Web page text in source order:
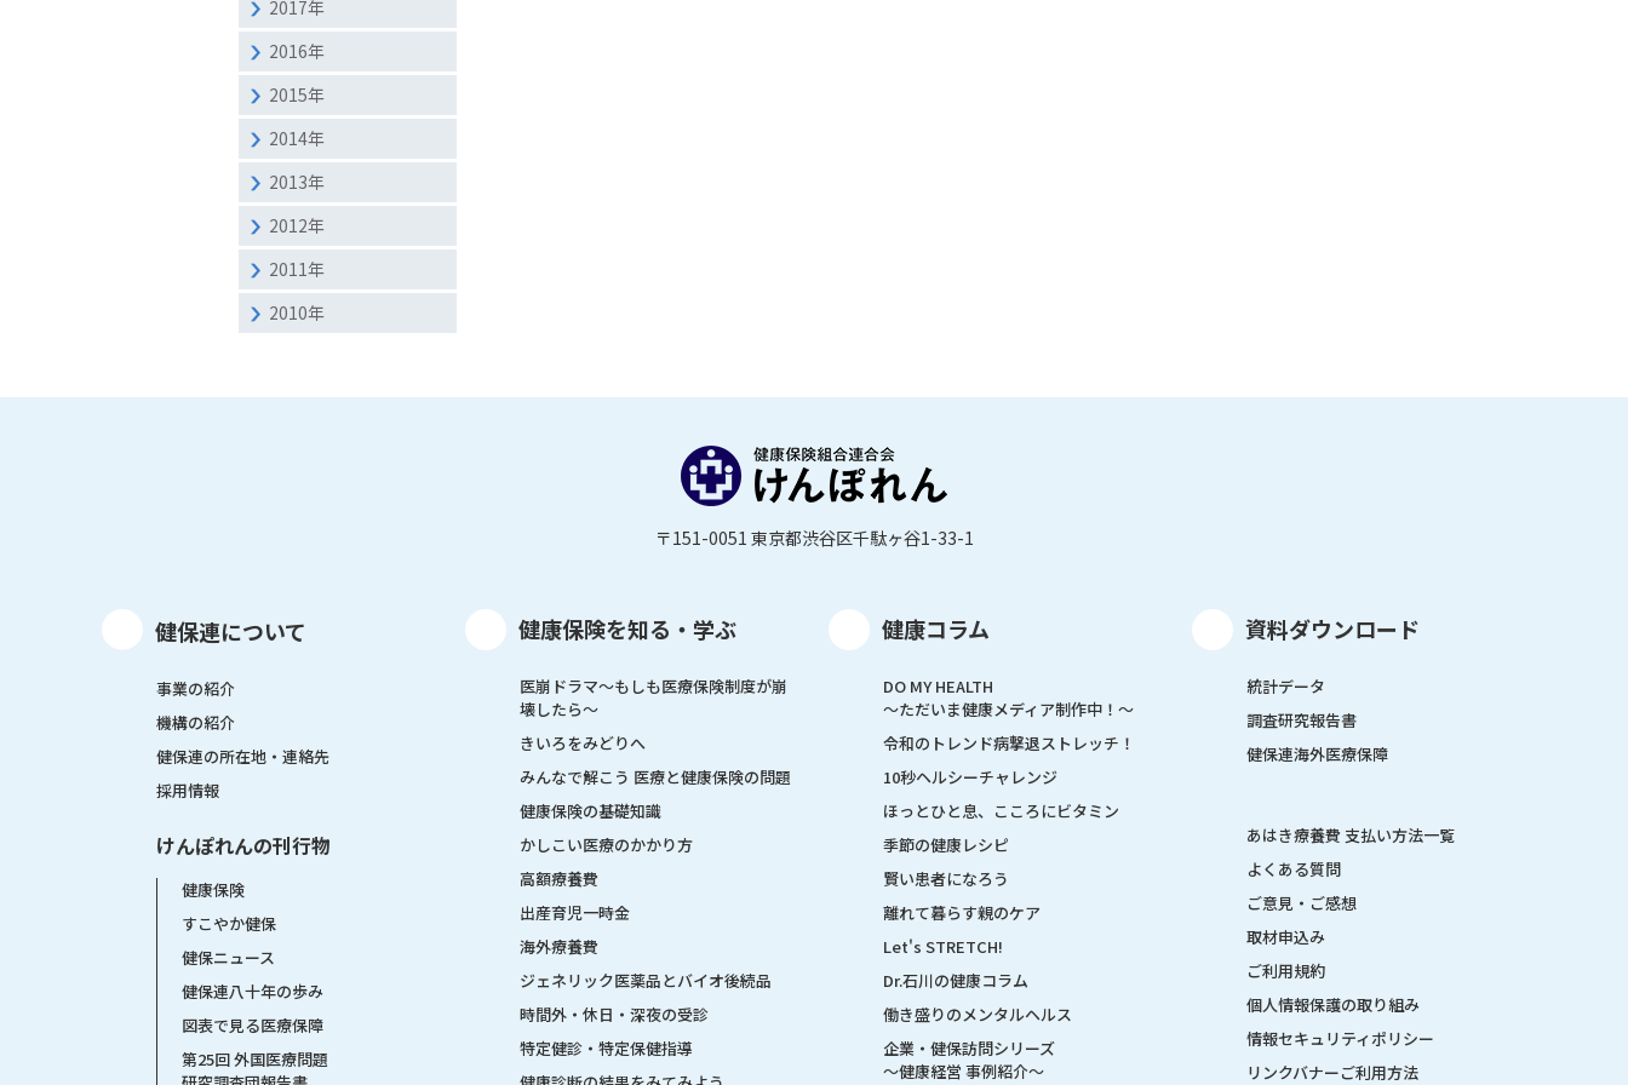
2017年
2016年
2015年
2014年
2013年
2012年
2011年
2010年
〒151-0051 東京都渋谷区千駄ヶ谷1-33-1
健保連について
事業の紹介
機構の紹介
健保連の所在地・連絡先
採用情報
けんぽれんの刊行物
健康保険
すこやか健保
健保ニュース
健保連八十年の歩み
図表で見る医療保障
第25回 外国医療問題
健康保険を知る・学ぶ
医崩ドラマ〜もしも医療保険制度が崩
壊したら〜
きいろをみどりへ
みんなで解こう 医療と健康保険の問題
健康保険の基礎知識
かしこい医療のかかり方
高額療養費
出産育児一時金
海外療養費
ジェネリック医薬品とバイオ後続品
時間外・休日・深夜の受診
特定健診・特定保健指導
健康コラム
DO MY HEALTH
～ただいま健康メディア制作中！～
令和のトレンド病撃退ストレッチ！
10秒ヘルシーチャレンジ
ほっとひと息、こころにビタミン
季節の健康レシピ
賢い患者になろう
離れて暮らす親のケア
Let's STRETCH!
Dr.石川の健康コラム
働き盛りのメンタルヘルス
企業・健保訪問シリーズ
～健康経営 事例紹介～
資料ダウンロード
統計データ
調査研究報告書
健保連海外医療保障
あはき療養費 支払い方法一覧
よくある質問
ご意見・ご感想
取材申込み
ご利用規約
個人情報保護の取り組み
情報セキュリティポリシー
リンクバナーご利用方法